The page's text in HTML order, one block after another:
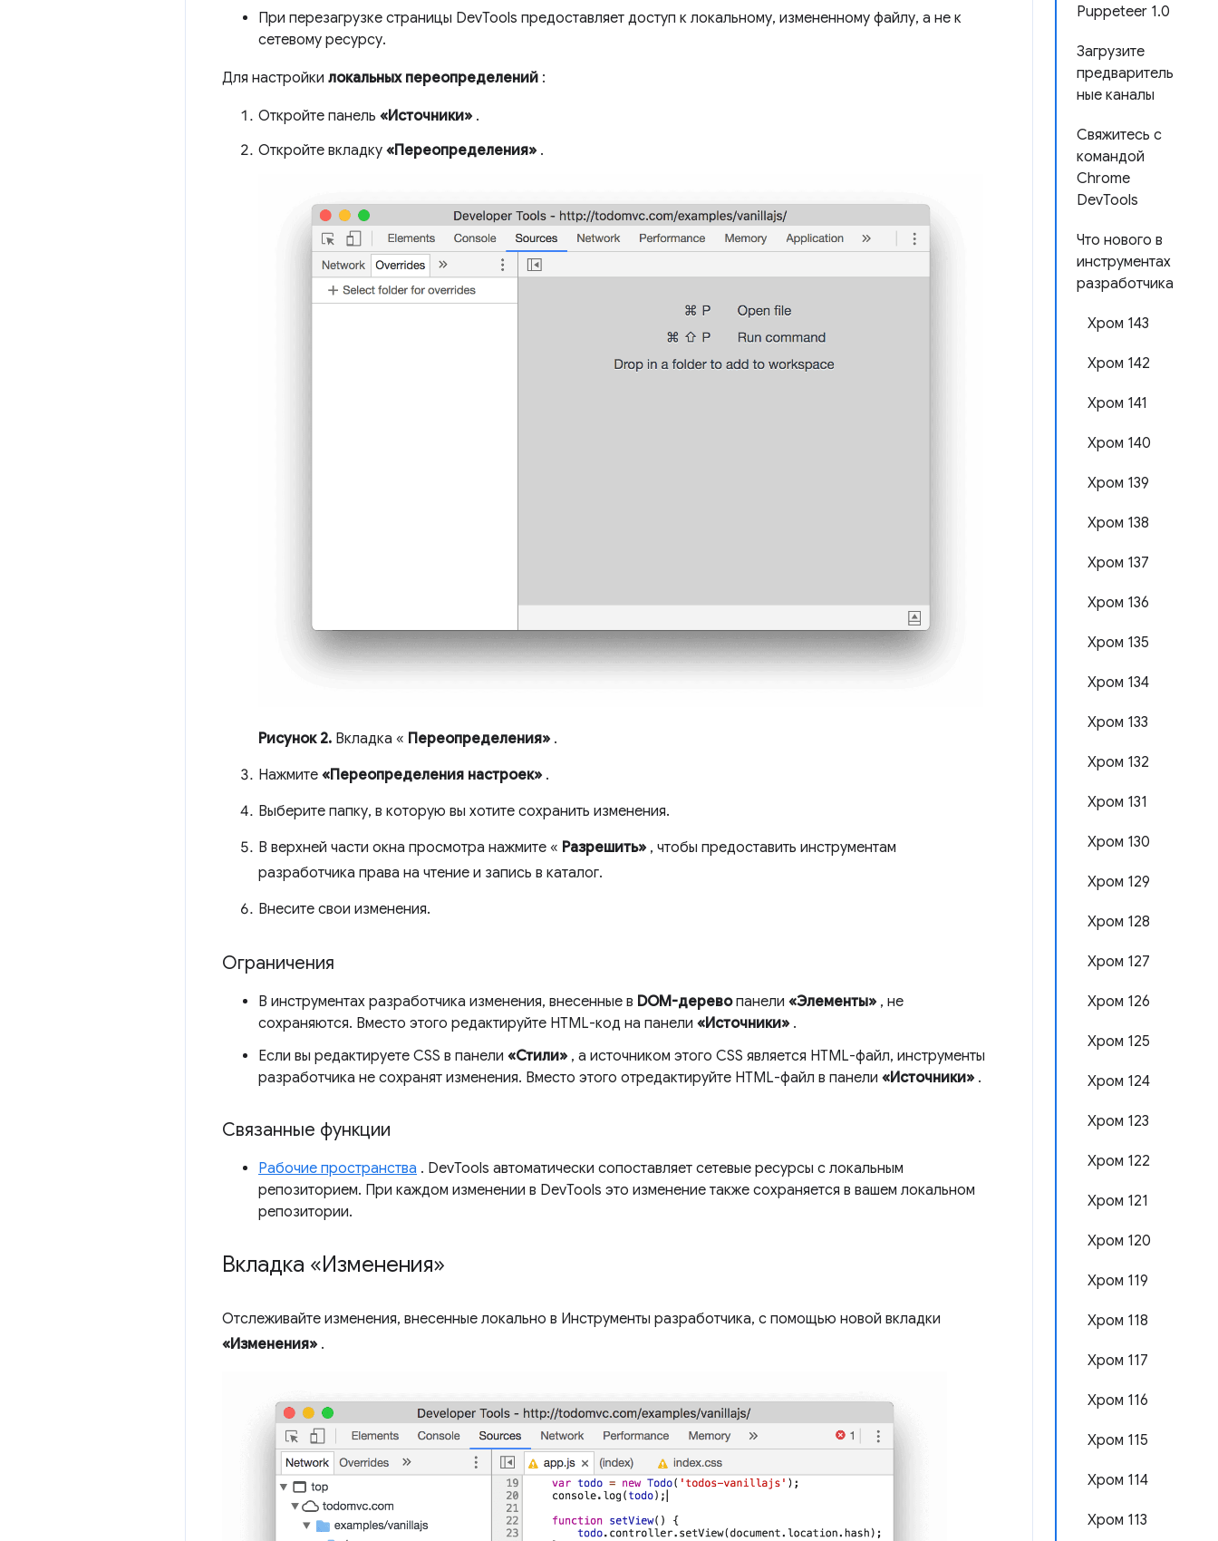
Puppeteer 1.0
Загрузите
предваритель
ные каналы
Свяжитесь с
командой
Chrome
DevTools
Что нового в
инструментах
разработчика
Хром 143
Хром 142
Хром 141
Хром 140
Хром 139
Хром 138
Хром 137
Хром 136
Хром 135
Хром 134
Хром 133
Хром 132
Хром 131
Хром 130
Хром 129
Хром 128
Хром 127
Хром 126
Хром 125
Хром 124
Хром 123
Хром 122
Хром 121
Хром 120
Хром 119
Хром 118
Хром 117
Хром 116
Хром 115
Хром 114
Хром 113
При перезагрузке страницы DevTools предоставляет доступ к локальному, измененному файлу, а не к
сетевому ресурсу.
Для настройки локальных переопределений :
Откройте панель «Источники» .
Откройте вкладку «Переопределения» .
Рисунок 2. Вкладка « Переопределения» .
Нажмите «Переопределения настроек» .
Выберите папку, в которую вы хотите сохранить изменения.
В верхней части окна просмотра нажмите « Разрешить» , чтобы предоставить инструментам
разработчика права на чтение и запись в каталог.
Внесите свои изменения.
Ограничения
В инструментах разработчика изменения, внесенные в DOM-деревопанели «Элементы» , не
сохраняются. Вместо этого редактируйте HTML-код на панели «Источники» .
Если вы редактируете CSS в панели «Стили» , а источником этого CSS является HTML-файл, инструменты
разработчика не сохранят изменения. Вместо этого отредактируйте HTML-файл в панели «Источники» .
Связанные функции
Рабочие пространства . DevTools автоматически сопоставляет сетевые ресурсы с локальным
репозиторием. При каждом изменении в DevTools это изменение также сохраняется в вашем локальном
репозитории.
Вкладка «Изменения»
Отслеживайте изменения, внесенные локально в Инструменты разработчика, с помощью новой вкладки
«Изменения» .